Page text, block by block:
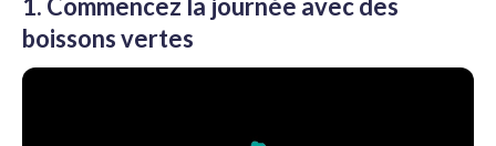
1. Commencez la journée avec des
boissons vertes